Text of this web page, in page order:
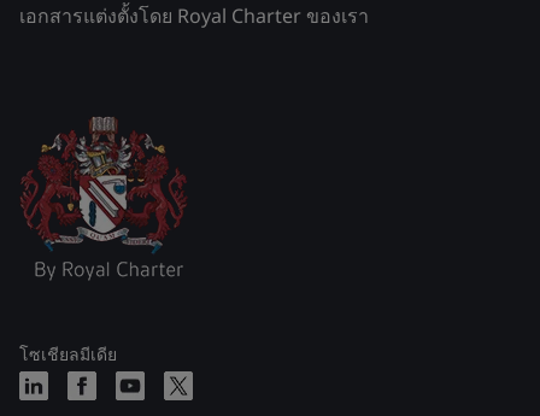
เอกสารแต่งตั้งโดย Royal Charter ของเรา
โซเชียลมีเดีย